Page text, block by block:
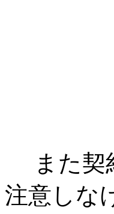
また
注意しな